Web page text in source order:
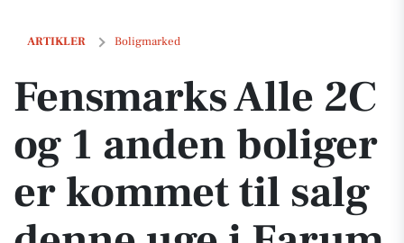
ARTIKLER Boligmarked
Fensmarks Alle 2C og 1 anden boliger er kommet til salg denne uge
Fensmarks Alle 2C
og 1 anden boliger
er kommet til salg